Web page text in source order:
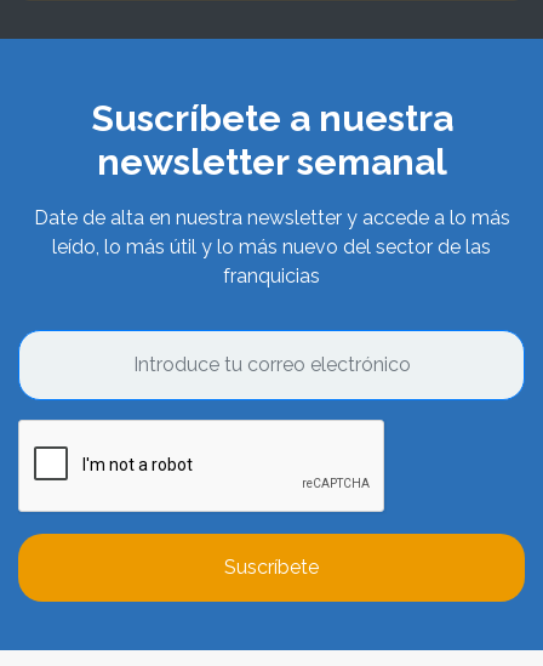
Suscríbete a nuestra
newsletter semanal
Date de alta en nuestra newsletter y accede a lo más
leído, lo más útil y lo más nuevo del sector de las
franquicias
Suscríbete